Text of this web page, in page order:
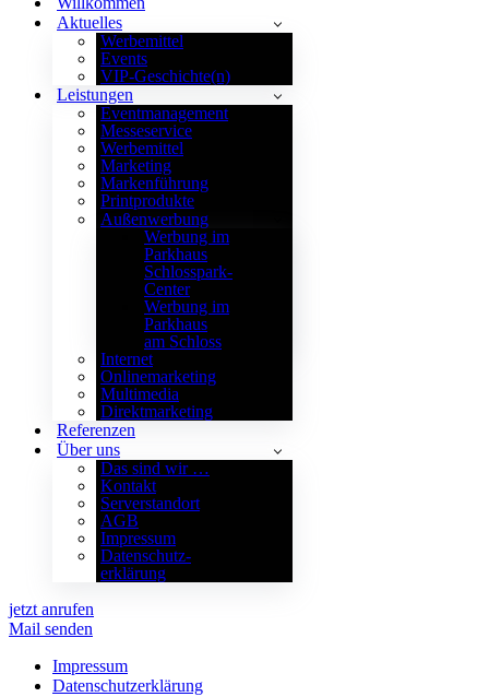
Aktuelles
Werbemittel
Events
VIP-Geschichte(n)
Leistungen
Eventmanagement
Messeservice
Werbemittel
Marketing
Markenführung
Printprodukte
Außenwerbung
Werbung im
Parkhaus
Schlosspark-
Center
Werbung im
Parkhaus
am Schloss
Internet
Onlinemarketing
Multimedia
Direktmarketing
Referenzen
Über uns
Das sind wir …
Kontakt
Serverstandort
AGB
Impressum
Datenschutz­
erklärung
jetzt anrufen
Mail senden
Impressum
Datenschutz­erklärung